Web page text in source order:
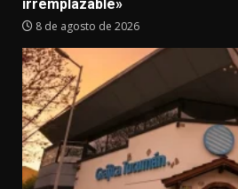
irremplazable»
8 de agosto de 2026